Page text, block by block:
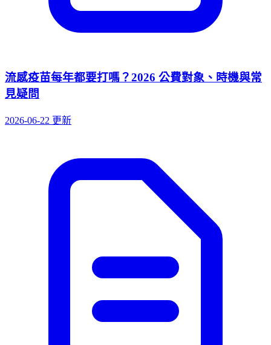
流感疫苗每年都要打嗎？2026 公費對象、時機與常
見疑問
2026-06-22 更新